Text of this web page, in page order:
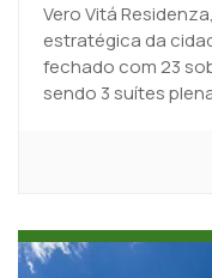
Vero Vitá
estratégica da
fechado com 23
sendo 3 suítes